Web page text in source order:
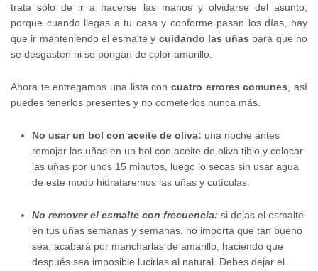
trata sólo de ir a hacerse las manos y olvidarse del asunto,
porque cuando llegas a tu casa y conforme pasan los días, hay
que ir manteniendo el esmalte y cuidando las uñas para que no
se desgasten ni se pongan de color amarillo.
Ahora te entregamos una lista con cuatro errores comunes, así
puedes tenerlos presentes y no cometerlos nunca más.
No usar un bol con aceite de oliva: una noche antes
remojar las uñas en un bol con aceite de oliva tibio y colocar
las uñas por unos 15 minutos, luego lo secas sin usar agua
de este modo hidrataremos las uñas y cutículas.
No remover el esmalte con frecuencia: si dejas el esmalte
en tus uñas semanas y semanas, no importa que tan bueno
sea, acabará por mancharlas de amarillo, haciendo que
después sea imposible lucirlas al natural. Debes dejar el